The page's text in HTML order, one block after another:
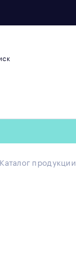
Каталог продукции